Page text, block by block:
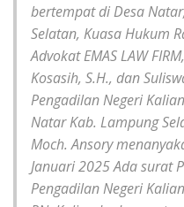
bertempat di Desa
Selatan, Kuasa Hukum
Advokat EMAS LAW
Kosasih, S.H., dan
Pengadilan Negeri
Natar Kab. Lampung
Moch. Ansory
Januari 2025 Ada surat
Pengadilan Negeri